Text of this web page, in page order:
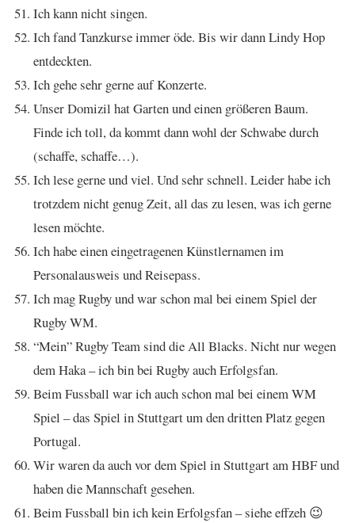
Ich kann nicht singen.
Ich fand Tanzkurse immer öde. Bis wir dann Lindy Hop
entdeckten.
Ich gehe sehr gerne auf Konzerte.
Unser Domizil hat Garten und einen größeren Baum.
Finde ich toll, da kommt dann wohl der Schwabe durch
(schaffe, schaffe…).
Ich lese gerne und viel. Und sehr schnell. Leider habe ich
trotzdem nicht genug Zeit, all das zu lesen, was ich gerne
lesen möchte.
Ich habe einen eingetragenen Künstlernamen im
Personalausweis und Reisepass.
Ich mag Rugby und war schon mal bei einem Spiel der
Rugby WM.
“Mein” Rugby Team sind die All Blacks. Nicht nur wegen
dem Haka – ich bin bei Rugby auch Erfolgsfan.
Beim Fussball war ich auch schon mal bei einem WM
Spiel – das Spiel in Stuttgart um den dritten Platz gegen
Portugal.
Wir waren da auch vor dem Spiel in Stuttgart am HBF und
haben die Mannschaft gesehen.
Beim Fussball bin ich kein Erfolgsfan – siehe effzeh 😉